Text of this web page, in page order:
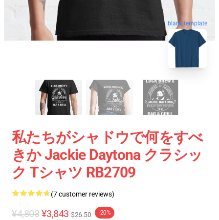
blank template
私たちがシャドウで何をすべ
きか Jackie Daytona クラシッ
ク Tシャツ RB2709
(7 customer reviews)
¥4,803 ¥3,843 $26.50 -20%